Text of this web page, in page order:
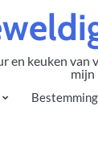
en keuken van
mijn